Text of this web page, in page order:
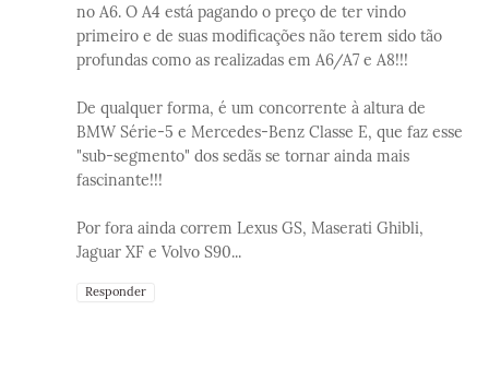
no A6. O A4 está pagando o preço de ter vindo
primeiro e de suas modificações não terem sido tão
profundas como as realizadas em A6/A7 e A8!!!
De qualquer forma, é um concorrente à altura de
BMW Série-5 e Mercedes-Benz Classe E, que faz esse
"sub-segmento" dos sedãs se tornar ainda mais
fascinante!!!
Por fora ainda correm Lexus GS, Maserati Ghibli,
Jaguar XF e Volvo S90...
Responder